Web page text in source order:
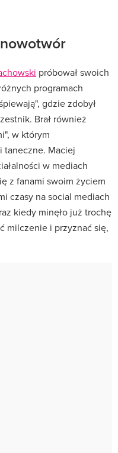
próbował swoich
programach
gdzie zdobył
Brał również
w którym
taneczne. Maciej
w mediach
z fanami swoim życiem
czasy na social mediach
kiedy minęło już trochę
milczenie i przyznać się,